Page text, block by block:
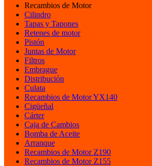
Recambios de Motor
Cilindro
Tapas y Tapones
Retenes de motor
Pistón
Juntas de Motor
Filtros
Embrague
Distribución
Culata
Recambios de Motor YX140
Cigüeñal
Cárter
Caja de Cambios
Bomba de Aceite
Arranque
Recambios de Motor Z190
Recambios de Motor Z155